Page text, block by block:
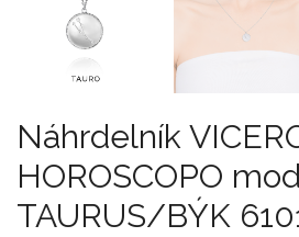
Náhrdelník
HOROSCOPO
TAURUS/BÝK